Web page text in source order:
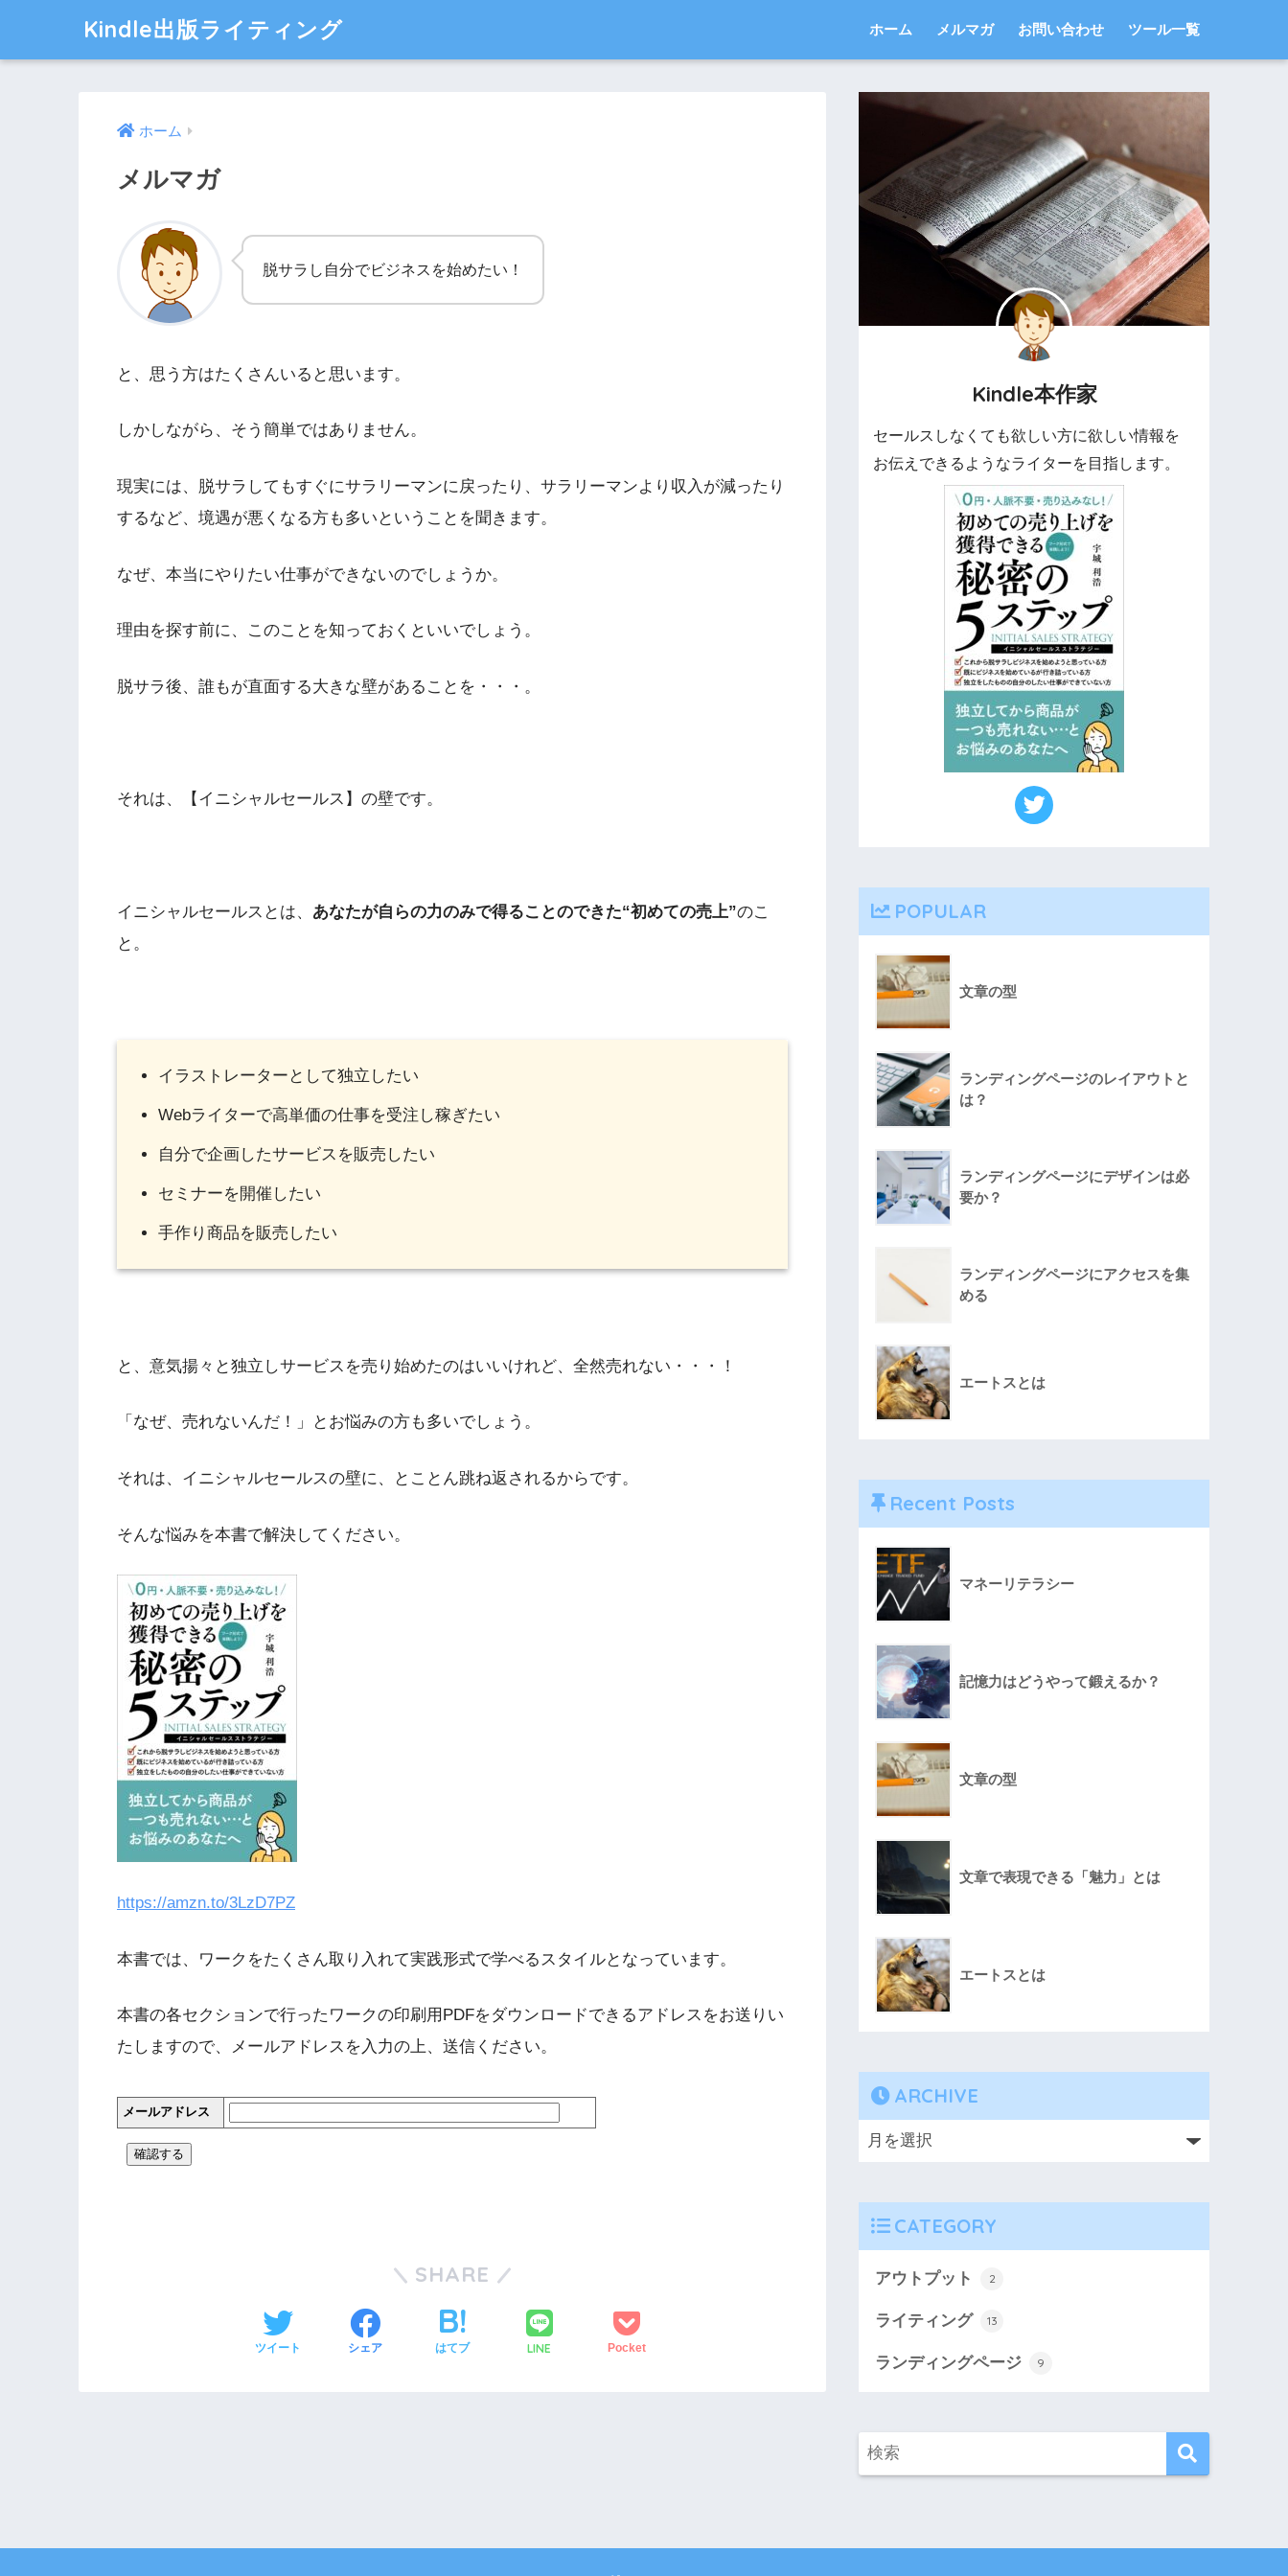
Kindle出版ライティング ホーム メルマガ お問い合わせ ツール一覧
ホーム
メルマガ
脱サラし自分でビジネスを始めたい！
と、思う方はたくさんいると思います。
しかしながら、そう簡単ではありません。
現実には、脱サラしてもすぐにサラリーマンに戻ったり、サラリーマンより収入が減ったり
するなど、境遇が悪くなる方も多いということを聞きます。
なぜ、本当にやりたい仕事ができないのでしょうか。
理由を探す前に、このことを知っておくといいでしょう。
脱サラ後、誰もが直面する大きな壁があることを・・・。
それは、【イニシャルセールス】の壁です。
イニシャルセールスとは、 あなたが自らの力のみで得ることのできた“初めての売上”のこ
と。
イラストレーターとして独立したい
Webライターで高単価の仕事を受注し稼ぎたい
自分で企画したサービスを販売したい
セミナーを開催したい
手作り商品を販売したい
と、意気揚々と独立しサービスを売り始めたのはいいけれど、全然売れない・・・！
「なぜ、売れないんだ！」とお悩みの方も多いでしょう。
それは、イニシャルセールスの壁に、とことん跳ね返されるからです。
そんな悩みを本書で解決してください。
https://amzn.to/3LzD7PZ
本書では、ワークをたくさん取り入れて実践形式で学べるスタイルとなっています。
本書の各セクションで行ったワークの印刷用PDFをダウンロードできるアドレスをお送りい
たしますので、メールアドレスを入力の上、送信ください。
SHARE
ツイート シェア はてブ LINE Pocket
Kindle本作家
セールスしなくても欲しい方に欲しい情報を
お伝えできるようなライターを目指します。
POPULAR
文章の型
ランディングページのレイアウトと
は？
ランディングページにデザインは必
要か？
ランディングページにアクセスを集
める
エートスとは
Recent Posts
マネーリテラシー
記憶力はどうやって鍛えるか？
文章の型
文章で表現できる「魅力」とは
エートスとは
ARCHIVE
CATEGORY
アウトプット 2
ライティング 13
ランディングページ 9